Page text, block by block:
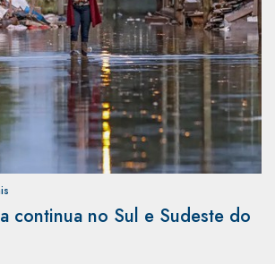
continua no Sul e Sudeste do